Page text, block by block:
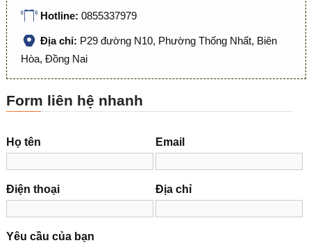
Hotline: 0855337979
Địa chỉ: P29 đường N10, Phường Thống Nhất, Biên
Hòa, Đồng Nai
Form liên hệ nhanh
Họ tên Email
Điện thoại Địa chỉ
Yêu cầu của bạn